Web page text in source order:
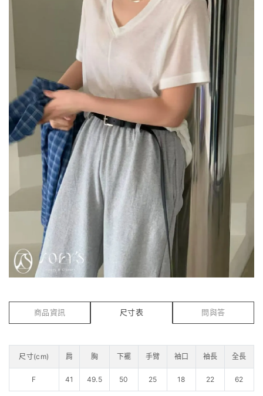
商品資訊 尺寸表 問與答
尺寸(cm) 肩 胸 下襬 手臂 袖口 袖長 全長
F 41 49.5 50 25 18 22 62